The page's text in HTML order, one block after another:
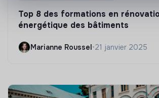
Top 8 des formations en
énergétique des bâtiments
Marianne Roussel•21 janvier 2025